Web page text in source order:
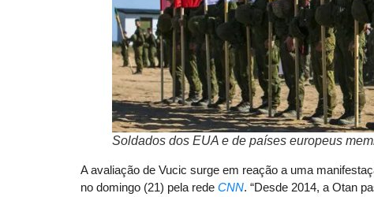
Soldados dos EUA e de países europeus
A avaliação de Vucic surge em reação a uma
no domingo (21) pela rede CNN. “Desde 2014, a Otan